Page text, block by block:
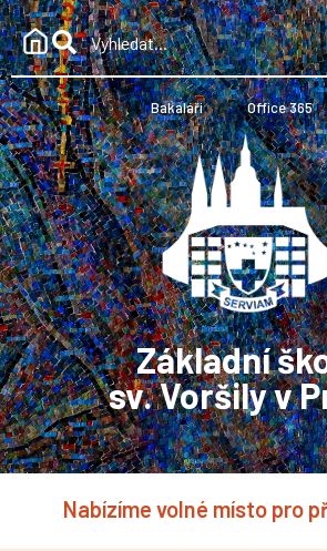
Bakaláři Office 365
Základní
sv. Voršily v
Nabízíme volné místo pro